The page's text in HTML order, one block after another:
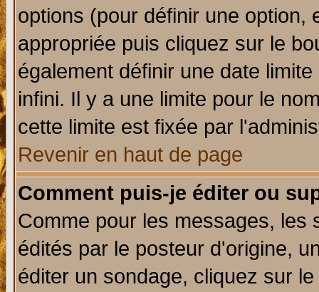
options (pour définir une option,
appropriée puis cliquez sur le
également définir une date
infini. Il y a une limite pour le
cette limite est fixée par
Revenir en haut de page
Comment puis-je éditer ou
Comme pour les messages, les
édités par le posteur d'origine,
éditer un sondage, cliquez sur